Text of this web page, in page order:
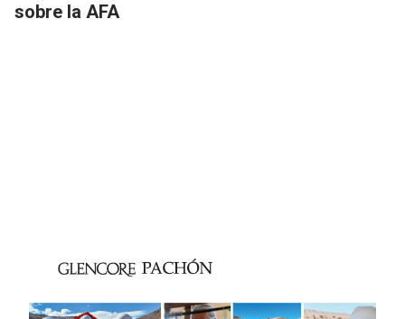
sobre la AFA